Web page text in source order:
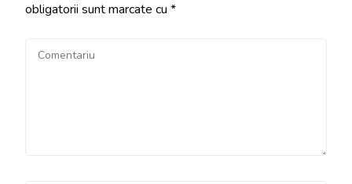
obligatorii sunt marcate cu *